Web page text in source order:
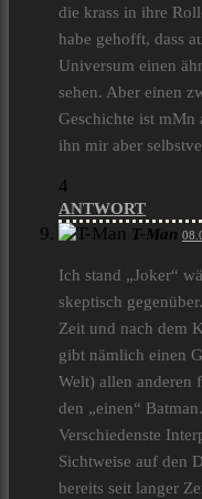
die krass in ihre
habe gehofft, dass
Universum einen
sehen. Aber einen
Geschichte ist mMn
ihn mir aber
4
ANTWORT
T-Man
Ich stand „Joker“
skeptisch
Zeit und nach dem
gibt nämlich einen
Welt) allen anderen
den „einen“
Verschiedenste
Sichtweise auf den
bereits seit langer